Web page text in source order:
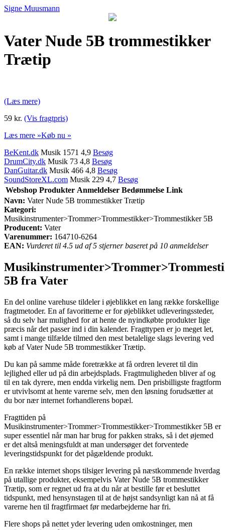
Signe Muusmann
Vater Nude 5B trommestikker
Trætip
(Læs mere)
59 kr. (Vis fragtpris)
Læs mere »Køb nu »
BeKent.dk Musik 1571 4,9 Besøg
DrumCity.dk Musik 73 4,8 Besøg
DanGuitar.dk Musik 466 4,8 Besøg
SoundStoreXL.com Musik 229 4,7 Besøg
Webshop Produkter Anmeldelser Bedømmelse Link
Navn: Vater Nude 5B trommestikker Trætip
Kategori:
Musikinstrumenter>Trommer>Trommestikker>Trommestikker 5B
Producent: Vater
Varenummer: 164710-6264
EAN: Vurderet til 4.5 ud af 5 stjerner baseret på 10 anmeldelser
5B fra Vater
En del online varehuse tildeler i øjeblikket en lang række forskellige
fragtmetoder. En af favoritterne er for øjeblikket udleveringssteder,
så du selv har mulighed for at hente de nyindkøbte produkter lige
præcis når det passer ind i din kalender. Fragttypen er jo meget let,
samt i mange tilfælde tilmed den mest betalelige slags levering ved
køb af Vater Nude 5B trommestikker Trætip.
Du kan på samme måde foretrække at få ordren leveret til din
lejlighed eller ud på din arbejdsplads. Fragtmuligheden bliver af og
til en tak dyrere, men endda virkelig nem. Den prisbilligste fragtform
er utvivlsomt at hente varerne selv, men den løsning forudsætter at
du bor nær internet forhandlerens bopæl.
Fragttiden på
Musikinstrumenter>Trommer>Trommestikker>Trommestikker 5B er
super essentiel når man har brug for pakken straks, så i det øjemed
er det altså meningsfuldt at man undersøger det forventede
leveringstidspunkt for det pågældende produkt.
En række internet shops tilsiger levering på næstkommende hverdag
på utallige produkter, eksempelvis Vater Nude 5B trommestikker
Trætip, som er regnet ud fra at du når at bestille før et besluttet
tidspunkt, med hensynstagen til at de højst sandsynligt kan nå at få
varerne hen til fragtfirmaet før medarbejderne har fri.
Flere shops på nettet yder levering uden omkostninger, men